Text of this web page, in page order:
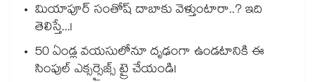
మియాపూర్ సంతోష్ దాబాకు వెళ్తుంటారా..? ఇది
తెలిస్తే...!
50 ఏండ్ల వయసులోనూ దృఢంగా ఉండటానికి ఈ
సింపుల్ ఎక్సర్సైజ్స్ ట్రై చేయండి!